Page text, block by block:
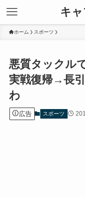
キ
ホーム スポーツ
悪質タックル
実戦復帰→長
わ
広告 スポーツ